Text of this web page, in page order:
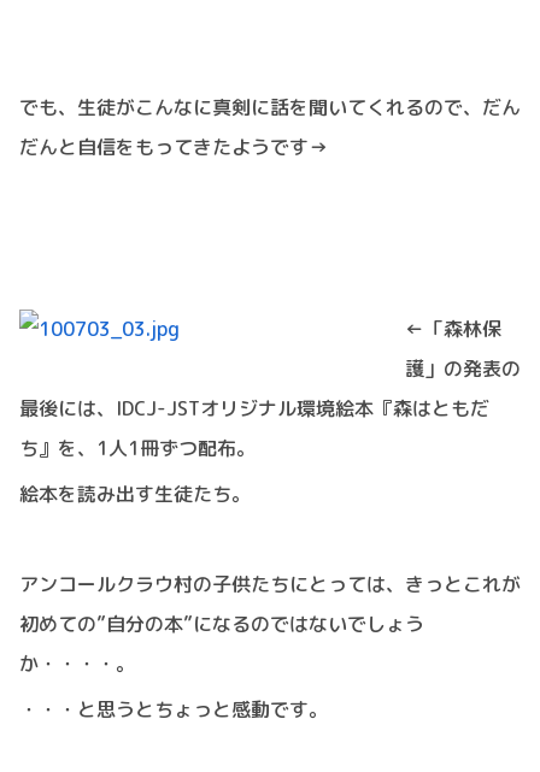
でも、生徒がこんなに真剣に話を聞いてくれるので、だん
だんと自信をもってきたようです→
←「森林保
護」の発表の
最後には、IDCJ-JSTオリジナル環境絵本『森はともだ
ち』を、1人1冊ずつ配布。
絵本を読み出す生徒たち。
アンコールクラウ村の子供たちにとっては、きっとこれが
初めての”自分の本”になるのではないでしょう
か・・・・。
・・・と思うとちょっと感動です。